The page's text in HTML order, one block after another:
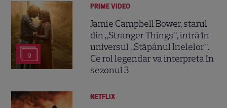
9
PRIME VIDEO
Jamie Campbell Bower, starul
din „Stranger Things”, intră în
universul „Stăpânul Inelelor”.
Ce rol legendar va interpreta în
sezonul 3
NETFLIX